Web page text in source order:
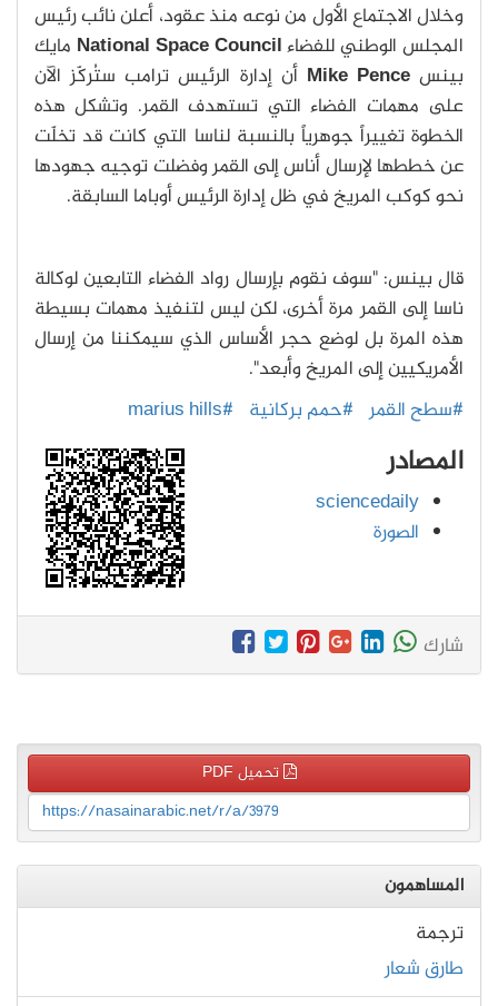
وخلال الاجتماع الأول من نوعه منذ عقود، أعلن نائب رئيس
المجلس الوطني للفضاءNational Space Council مايك
بينسMike Pence أن إدارة الرئيس ترامب ستُركّز الآن
على مهمات الفضاء التي تستهدف القمر. وتشكل هذه
الخطوة تغييراً جوهرياً بالنسبة لناسا التي كانت قد تخلّت
عن خططها لإرسال أناس إلى القمر وفضلت توجيه جهودها
نحو كوكب المريخ في ظل إدارة الرئيس أوباما السابقة.
قال بينس: "سوف نقوم بإرسال رواد الفضاء التابعين لوكالة
ناسا إلى القمر مرة أخرى، لكن ليس لتنفيذ مهمات بسيطة
هذه المرة بل لوضع حجر الأساس الذي سيمكننا من إرسال
الأمريكيين إلى المريخ وأبعد".
#سطح القمر #حمم بركانية #marius hills
المصادر
sciencedaily
الصورة
شارك
تحميل PDF
https://nasainarabic.net/r/a/3979
المساهمون
ترجمة
طارق شعار